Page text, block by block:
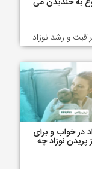
و رشد نوزاد
در خواب و برای
پریدن نوزاد چه